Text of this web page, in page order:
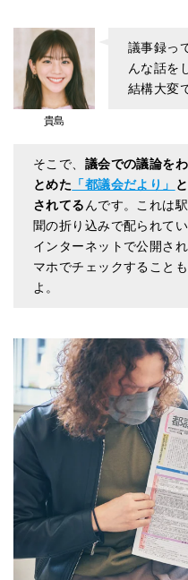
貴島
議事録っ
んな話を
結構大変
そこで、 議会での議論を
とめた 「都議会だより」
されてる んです。これは
聞の折り込みで配られて
インターネットで公開さ
マホでチェックすること
よ。